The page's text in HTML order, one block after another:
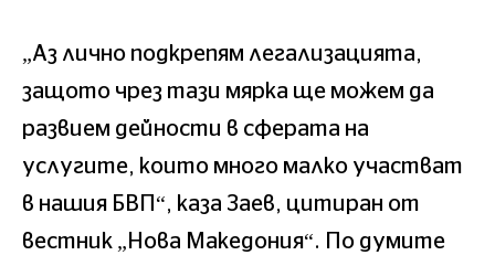
„Аз лично подкрепям легализацията,
защото чрез тази мярка ще можем да
развием дейности в сферата на
услугите, които много малко участват
в нашия БВП“, каза Заев, цитиран от
вестник „Нова Македония“. По думите